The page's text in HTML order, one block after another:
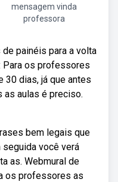
mensagem vinda
professora
painéis para a volta
Para os professores
30 dias, já que antes
as aulas é preciso.
bem legais que
seguida você verá
as. Webmural de
os professores as